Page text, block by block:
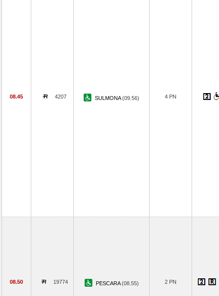
08.45 4207 SULMONA(09.56) 4 PN
08.50 19774 PESCARA(08.55) 2 PN